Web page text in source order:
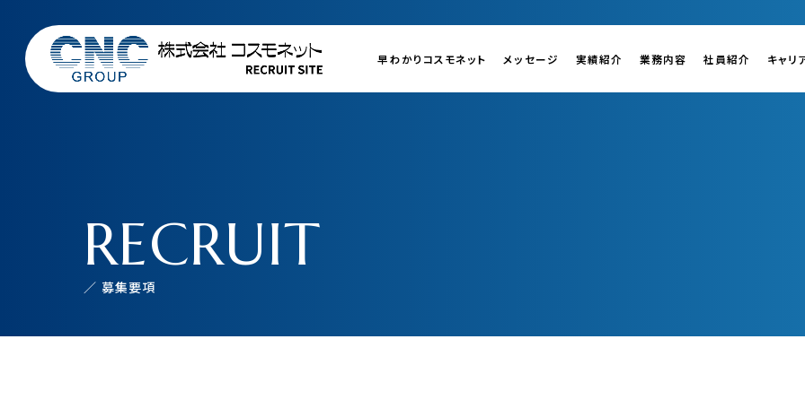
早わかりコスモネット メッセージ 実績紹介 業務内容 社員紹介 キャリ
RECRUIT
／ 募集要項